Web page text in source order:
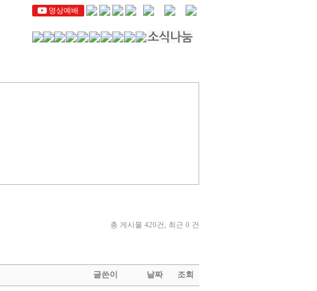
영상예배
총 게시물 420건, 최근 0 건
글쓴이 날짜 조회